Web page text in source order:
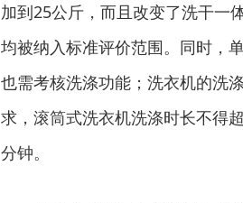
加到25公斤，而且改变了洗干一
均被纳入标准评价范围。同时，
也需考核洗涤功能；洗衣机的洗
求，滚筒式洗衣机洗涤时长不得
分钟。